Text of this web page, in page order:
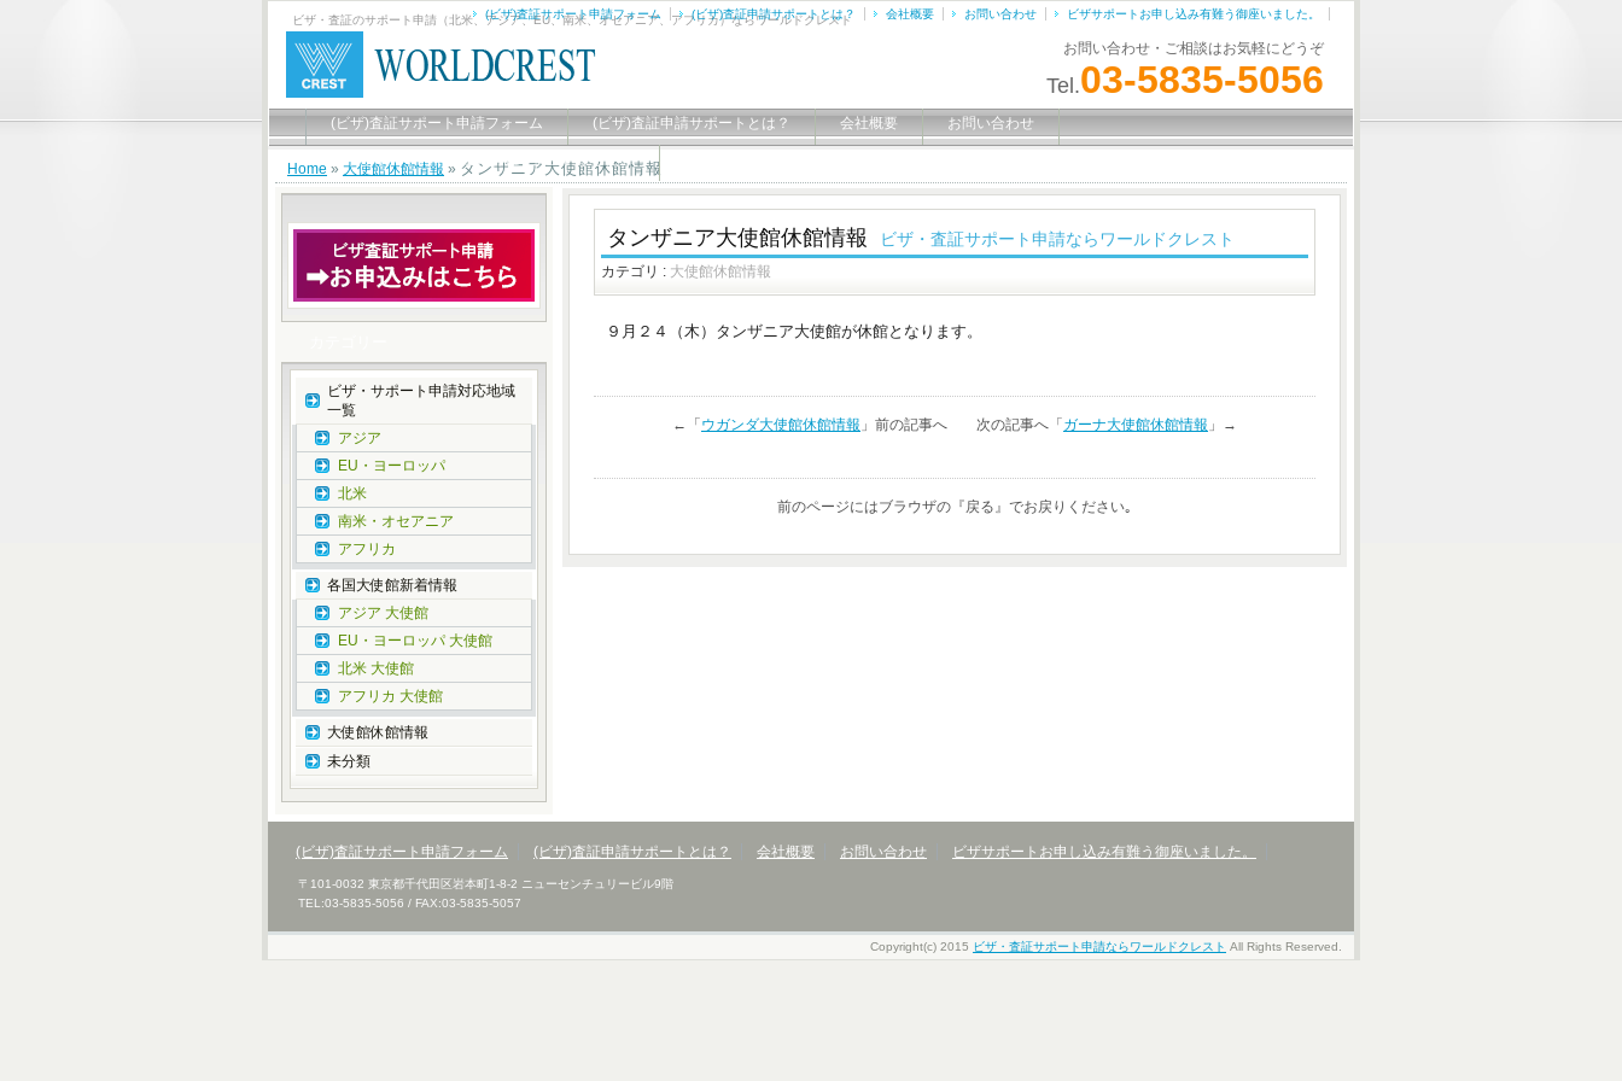
ビザ・査証のサポート申請（北米、アジア、EU、南米、オセアニア、アフリカ）ならワールドクレスト
お問い合わせ・ご相談はお気軽にどうぞ
Tel.03-5835-5056
(ビザ)査証サポート申請フォーム (ビザ)査証申請サポートとは？ 会社概要 お問い合わせ ビザサポートお申し込み有難う御座いました。
(ビザ)査証サポート申請フォーム (ビザ)査証申請サポートとは？ 会社概要 お問い合わせ
ビザサポートお申し込み有難う御座いました。
Home » 大使館休館情報 » タンザニア大使館休館情報
タンザニア大使館休館情報 ビザ・査証サポート申請ならワールドクレスト
カテゴリ : 大使館休館情報
９月２４（木）タンザニア大使館が休館となります。
←「 ウガンダ大使館休館情報 」前の記事へ 次の記事へ「 ガーナ大使館休館情報 」→
前のページにはブラウザの『戻る』でお戻りください｡
ビザ・サポート申請対応地域
一覧
アジア
EU・ヨーロッパ
北米
南米・オセアニア
アフリカ
各国大使館新着情報
アジア 大使館
EU・ヨーロッパ 大使館
北米 大使館
アフリカ 大使館
大使館休館情報
未分類
(ビザ)査証サポート申請フォーム (ビザ)査証申請サポートとは？ 会社概要 お問い合わせ ビザサポートお申し込み有難う御座いました。
〒101-0032 東京都千代田区岩本町1-8-2 ニューセンチュリービル9階
TEL:03-5835-5056 / FAX:03-5835-5057
Copyright(c) 2015 ビザ・査証サポート申請ならワールドクレスト All Rights Reserved.